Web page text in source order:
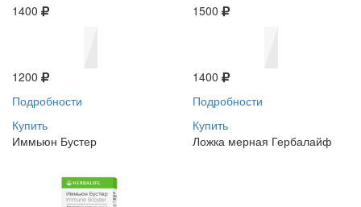
1400
1200
Подробности
Купить
1500
1400
Подробности
Купить
Иммьюн Бустер
Ложка мерная Гербалайф